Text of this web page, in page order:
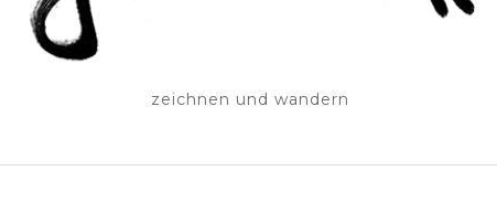
zeichnen und wandern